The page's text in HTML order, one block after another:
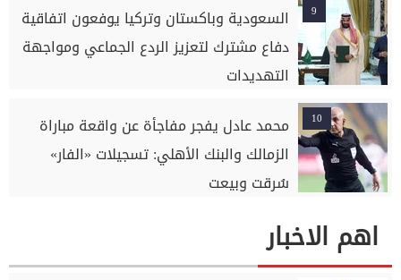
9
السعودية وباكستان وتركيا يوفعون اتفاقية
دفاع مشترك لتعزيز الردع الجماعي ومواجهة
التهديدات
10
محمد عادل يفجر مفاجأة عن واقعة مباراة
الزمالك والبنك الأهلي: تسجيلات «الفار»
سُرقت وبيعت
اهم الاخبار